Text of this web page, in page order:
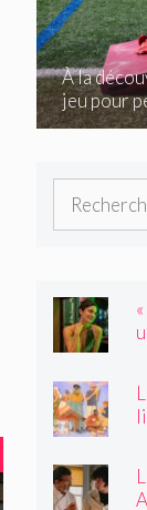
À la
jeu pour
Rechercher :